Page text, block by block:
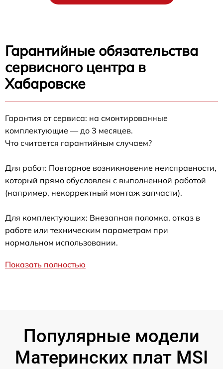
Гарантийные обязательства
сервисного центра в
Хабаровске
Гарантия от сервиса: на смонтированные
комплектующие — до 3 месяцев.
Что считается гарантийным случаем?
Для работ: Повторное возникновение неисправности,
который прямо обусловлен с выполненной работой
(например, некорректный монтаж запчасти).
Для комплектующих: Внезапная поломка, отказ в
работе или техническим параметрам при
нормальном использовании.
Показать полностью
Популярные модели
Материнских плат MSI